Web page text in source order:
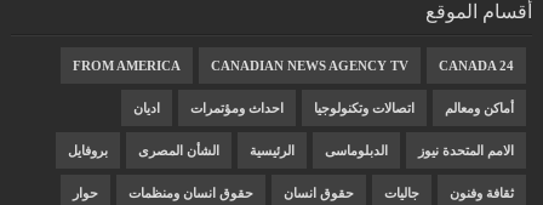
أقسام الموقع
CANADA 24
CANADIAN NEWS AGENCY TV
FROM AMERICA
أماكن ومعالم اتصالات وتكنولوجيا احداث ومؤتمرات اديان
الامم المتحدة نيوز الدبلوماسى الرئيسية الشأن المصرى بروفايل
ثقافة وفنون جاليات حقوق انسان حقوق انسان ومنظمات حوار